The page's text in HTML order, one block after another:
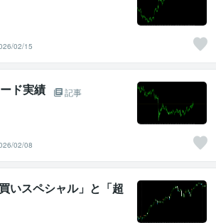
02/15
ド実績
記事
02/08
いスペシャル」と「超